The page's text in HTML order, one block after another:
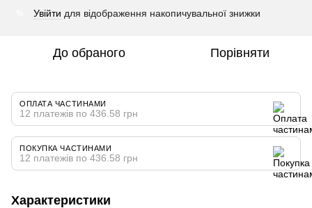
Увійти для відображення накопичувальної знижки
До обраного Порівняти
ОПЛАТА ЧАСТИНАМИ
12 платежів по 436.58 грн
ПОКУПКА ЧАСТИНАМИ
12 платежів по 436.58 грн
Характеристики